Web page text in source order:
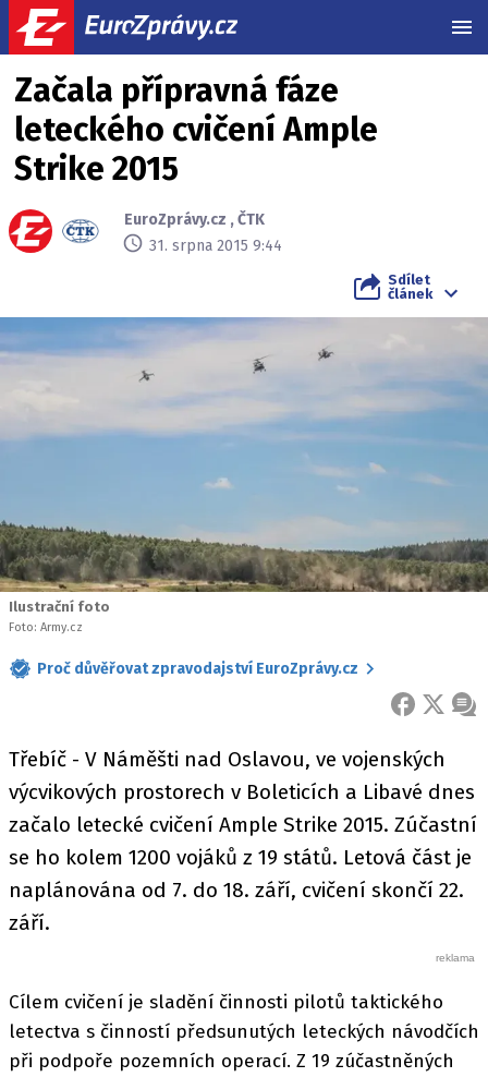
Začala přípravná fáze
leteckého cvičení Ample
Strike 2015
EuroZprávy.cz ,ČTK
31. srpna 2015 9:44
Sdílet
článek
Ilustrační foto
Foto: Army.cz
Proč důvěřovat zpravodajství EuroZprávy.cz
FACEBOOK
X
Třebíč - V Náměšti nad Oslavou, ve vojenských
výcvikových prostorech v Boleticích a Libavé dnes
začalo letecké cvičení Ample Strike 2015. Zúčastní
se ho kolem 1200 vojáků z 19 států. Letová část je
naplánována od 7. do 18. září, cvičení skončí 22.
září.
Cílem cvičení je sladění činnosti pilotů taktického
letectva s činností předsunutých leteckých návodčích
při podpoře pozemních operací. Z 19 zúčastněných